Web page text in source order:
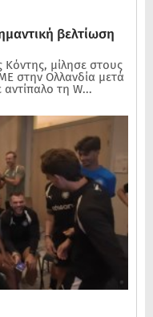
βελτίωση
μίλησε στους
στην Ολλανδία μετά
αντίπαλο τη W...